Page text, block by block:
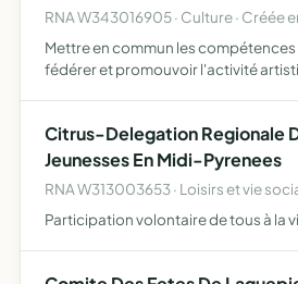
RNA W343016905 · Culture · Créée
Mettre en commun les
fédérer et promouvoir l'activité
manifestations a…
Citrus-Delegation Regionale
Jeunesses En Midi-Pyrenees
RNA W313003653 · Loisirs et vie
Participation volontaire de tous à la